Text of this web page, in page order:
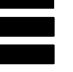
la guerra, sino
iniciar una
a desarrollar
la ampliación de